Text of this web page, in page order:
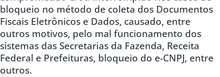
bloqueio no método de coleta dos Documentos
Fiscais Eletrônicos e Dados, causado, entre
outros motivos, pelo mal funcionamento dos
sistemas das Secretarias da Fazenda, Receita
Federal e Prefeituras, bloqueio do e-CNPJ, entre
outros.